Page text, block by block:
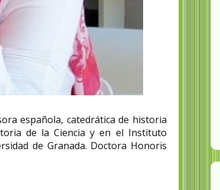
española, catedrática de historia
de la Ciencia y en el Instituto
de Granada.​ Doctora Honoris
actriz
bailarina y
Sánchez (6 de
Durango,
de 1996,...
Helen Fisher antropóloga
Helen Elizabeth Fisher​ (Manhattan,
Nueva York, 31 de mayo de 1945) es
una antropóloga y bióloga...